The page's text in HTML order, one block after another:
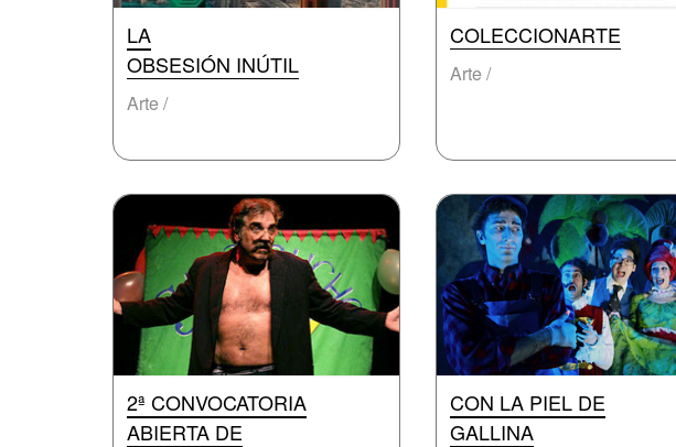
LA
OBSESIÓN INÚTIL
Arte /
COLECCIONARTE
Arte /
2ª CONVOCATORIA
ABIERTA DE
CON LA PIEL DE
GALLINA